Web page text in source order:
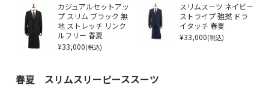
カジュアルセットアッ
プ スリム ブラック 無
地 ストレッチ リンク
ルフリー 春夏
¥33,000(税込)
スリムスーツ ネイビー
ストライプ 強撚 ドラ
イタッチ 春夏
¥33,000(税込)
春夏 スリムスリーピーススーツ